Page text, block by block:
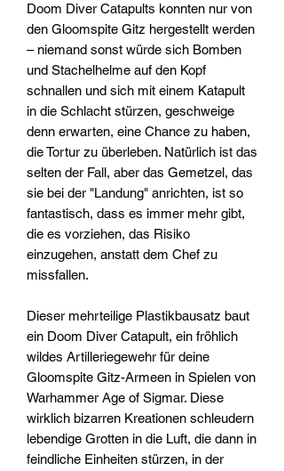
Doom Diver Catapults konnten nur von
den Gloomspite Gitz hergestellt werden
– niemand sonst würde sich Bomben
und Stachelhelme auf den Kopf
schnallen und sich mit einem Katapult
in die Schlacht stürzen, geschweige
denn erwarten, eine Chance zu haben,
die Tortur zu überleben. Natürlich ist das
selten der Fall, aber das Gemetzel, das
sie bei der "Landung" anrichten, ist so
fantastisch, dass es immer mehr gibt,
die es vorziehen, das Risiko
einzugehen, anstatt dem Chef zu
missfallen.
Dieser mehrteilige Plastikbausatz baut
ein Doom Diver Catapult, ein fröhlich
wildes Artilleriegewehr für deine
Gloomspite Gitz-Armeen in Spielen von
Warhammer Age of Sigmar. Diese
wirklich bizarren Kreationen schleudern
lebendige Grotten in die Luft, die dann in
feindliche Einheiten stürzen, in der